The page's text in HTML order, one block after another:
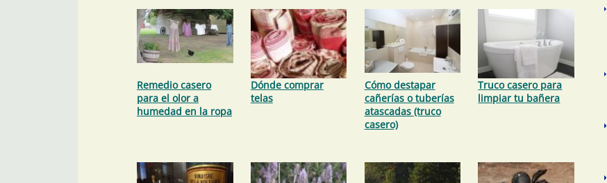
Remedio casero
para el olor a
humedad en la ropa
Dónde comprar
telas
Cómo destapar
cañerías o tuberías
atascadas (truco
casero)
Truco casero para
limpiar tu bañera